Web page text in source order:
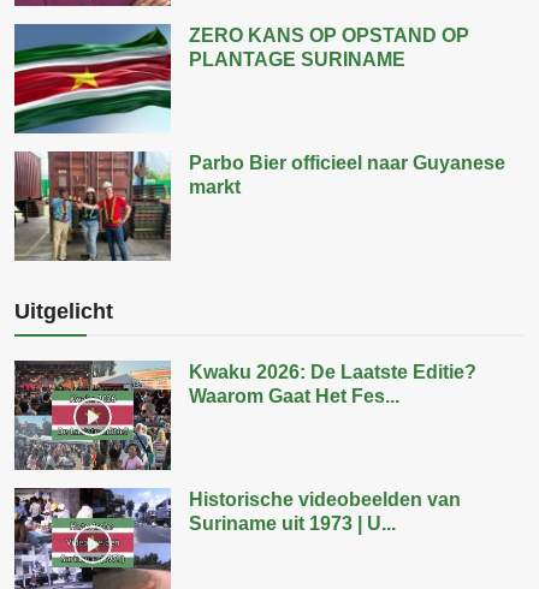
ZERO KANS OP OPSTAND OP
PLANTAGE SURINAME
Parbo Bier officieel naar Guyanese
markt
Uitgelicht
Kwaku 2026: De Laatste Editie?
Waarom Gaat Het Fes...
Historische videobeelden van
Suriname uit 1973 | U...